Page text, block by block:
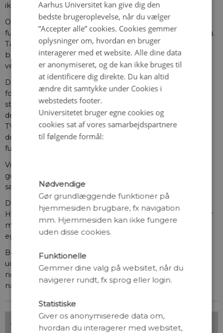
ikke lige så interessant, vel?
Og hvad nøjagtighed angår, er det faktisk sjældent, at en
fuldstændig nøjagtig forklaring er mulig eller ønskværdig.
Tænk, hvis din GPS forklarede alle skridt i beregningerne
bag dens rutevejledning. Så hellere gå tilbage til at finde
vej via et landkort.
Det hele bliver mere kompliceret af, at den gode
forklaring heller ikke afhænger af, hvilket spørgsmål vi
stiller, men i hvilken sammenhæng vi stiller dem i. Hvad
der er et godt svar på spørgsmålet “hvordan virker mit
TV?”, afhænger eksempelvis af, om du ønsker at tænde
det, eller om du forsøger at reparere det, hvis det ikke
fungerer.
Vi er derfor tilbage ved, at en forklaring er god, hvis den
gør det muligt at opnå de mål, der er vigtige i den givne
sammenhæng, for eksempel at du kan reparere dit TV.
Dette efterlader os imidlertid med to nye spørgsmål: 1)
Hvordan konstruerer og udvælger vi forklaringer, der gør
modtageren i stand til at opnå disse mål? Og 2) Hvad er
egentlig målene i en given sammenhæng?
Begge spørgsmål er naturligvis også vigtige for
udviklingen af XAI og giver anledning til en række etiske
nøgleudfordringer for feltets udvikling. Dem skal vi se
nærmere på nu.
Aarhus Universitet kan give dig den
bedste brugeroplevelse, når du vælger
”Accepter alle” cookies. Cookies gemmer
oplysninger om, hvordan en bruger
interagerer med et website. Alle dine data
er anonymiseret, og de kan ikke bruges til
at identificere dig direkte. Du kan altid
ændre dit samtykke under Cookies i
webstedets footer.
Universitetet bruger egne cookies og
cookies sat af vores samarbejdspartnere
til følgende formål:
Nødvendige
Gør grundlæggende funktioner på
hjemmesiden brugbare, fx navigation
mm. Hjemmesiden kan ikke fungere
uden disse cookies.
Funktionelle
Gemmer dine valg på websitet, når du
navigerer rundt, fx sprog eller login.
Statistiske
Giver os anonymiserede data om,
hvordan du interagerer med websitet,